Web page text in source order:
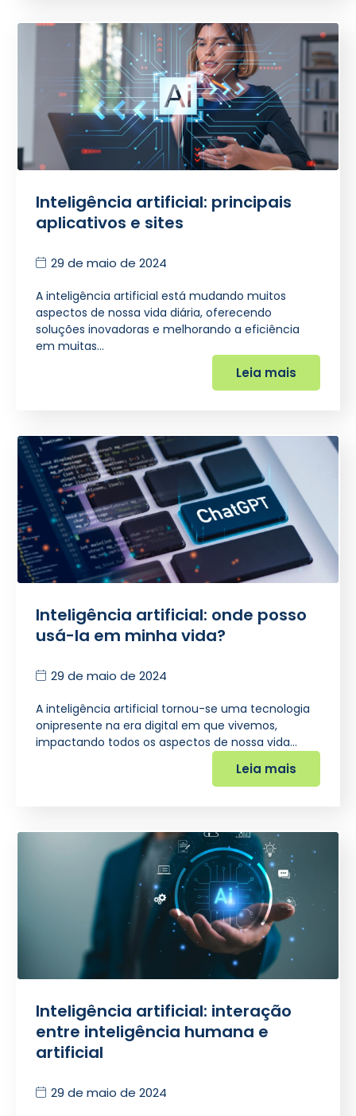
Inteligência artificial: principais
aplicativos e sites
29 de maio de 2024
A inteligência artificial está mudando muitos
aspectos de nossa vida diária, oferecendo
soluções inovadoras e melhorando a eficiência
em muitas…
Leia mais
Inteligência artificial: onde posso
usá-la em minha vida?
29 de maio de 2024
A inteligência artificial tornou-se uma tecnologia
onipresente na era digital em que vivemos,
impactando todos os aspectos de nossa vida…
Leia mais
Inteligência artificial: interação
entre inteligência humana e
artificial
29 de maio de 2024